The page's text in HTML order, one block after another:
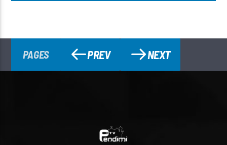
PAGES PREV NEXT